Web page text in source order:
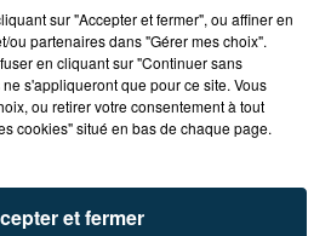
16h10
16h10
sur "Accepter et fermer", ou affiner en
ou partenaires dans "Gérer mes choix".
en cliquant sur "Continuer sans
s'appliqueront que pour ce site. Vous
ou retirer votre consentement à tout
cookies" situé en bas de chaque page.
et fermer